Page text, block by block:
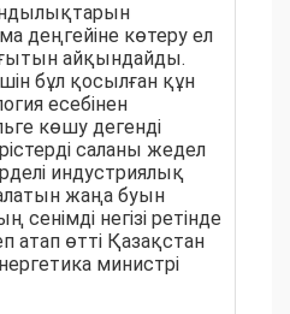
деңгейіне көтеру ел
айқындайды.
бұл қосылған құн
есебінен
көшу дегенді
саланы жедел
индустриялық
жаңа буын
сенімді негізі ретінде
атап өтті Қазақстан
министрі